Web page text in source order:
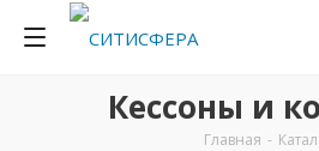
Кессоны и
Главная -